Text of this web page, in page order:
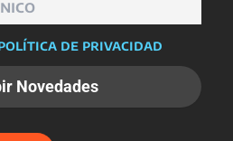
de privacidad